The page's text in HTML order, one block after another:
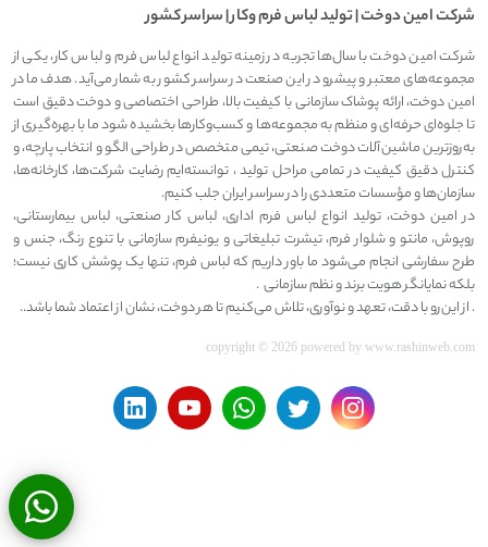
شرکت امين دوخت | توليد لباس فرم وکار | سراسر کشور
شرکت امین دوخت با سال‌ها تجربه در زمینه تولید انواع لباس فرم و لباس کار، یکی از
مجموعه‌های معتبر و پیشرو در این صنعت در سراسر کشور به شمار می‌آید. هدف ما در
امین دوخت، ارائه پوشاک سازمانی با کیفیت بالا، طراحی اختصاصی و دوخت دقیق است
تا جلوه‌ای حرفه‌ای و منظم به مجموعه‌ها و کسب‌وکارها بخشیده شود ما با بهره‌گیری از
به‌روزترین ماشین‌آلات دوخت صنعتی، تیمی متخصص در طراحی الگو و انتخاب پارچه، و
کنترل دقیق کیفیت در تمامی مراحل تولید ، توانسته‌ایم رضایت شرکت‌ها، کارخانه‌ها،
سازمان‌ها و مؤسسات متعددی را در سراسر ایران جلب کنیم.
در امین دوخت، تولید انواع لباس فرم اداری، لباس کار صنعتی، لباس بیمارستانی،
روپوش، مانتو و شلوار فرم، تیشرت تبلیغاتی و یونیفرم سازمانی با تنوع رنگ، جنس و
طرح سفارشی انجام می‌شود ما باور داریم که لباس فرم، تنها یک پوشش کاری نیست؛
بلکه نمایانگر هویت برند و نظم سازمانی .
. از این‌رو با دقت، تعهد و نوآوری، تلاش می‌کنیم تا هر دوخت، نشان از اعتماد شما باشد..
copyright © 2026 powered by www.rashinweb.com